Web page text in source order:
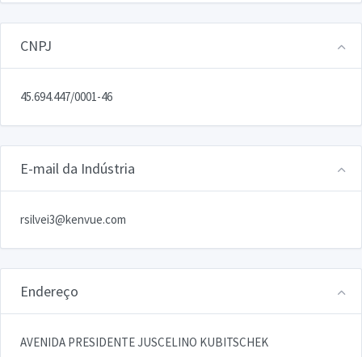
CNPJ
45.694.447/0001-46
E-mail da Indústria
rsilvei3@kenvue.com
Endereço
AVENIDA PRESIDENTE JUSCELINO KUBITSCHEK